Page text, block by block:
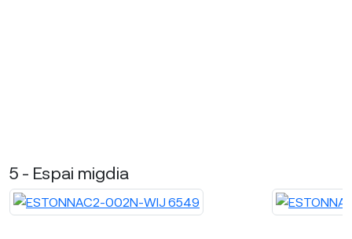
5 - Espai migdia